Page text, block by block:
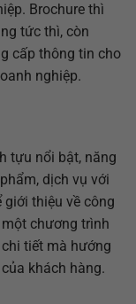
Brochure thì
tức thì, còn
cấp thông tin cho
nghiệp.
tựu nổi bật, năng
dịch vụ với
giới thiệu về công
chương trình
tiết mà hướng
khách hàng.